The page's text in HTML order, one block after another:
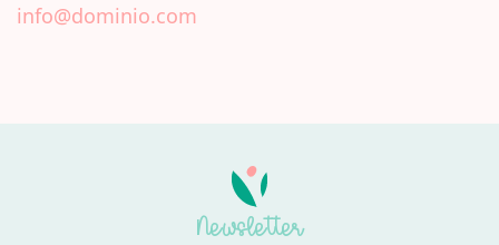
info@dominio.com
Newsletter